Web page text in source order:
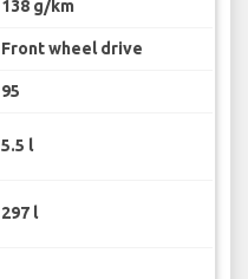
138 g/km
Front wheel drive
95
5.5 l
297 l